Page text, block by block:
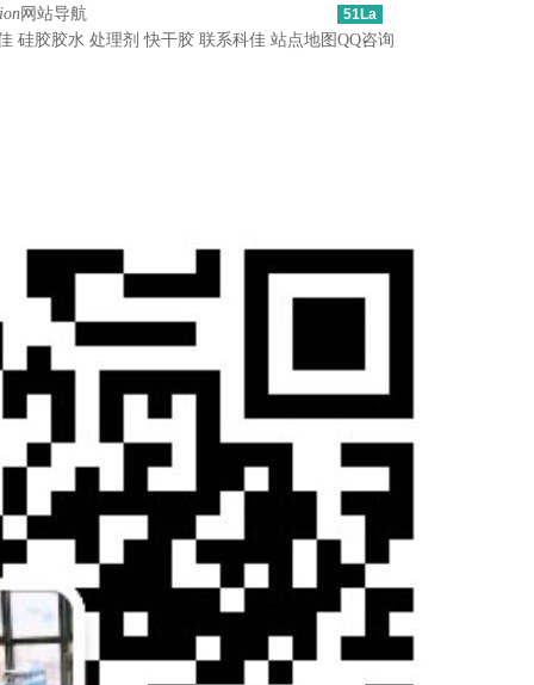
网站导航
硅胶胶水 处理剂 快干胶 联系科佳 站点地图
51La
QQ咨询